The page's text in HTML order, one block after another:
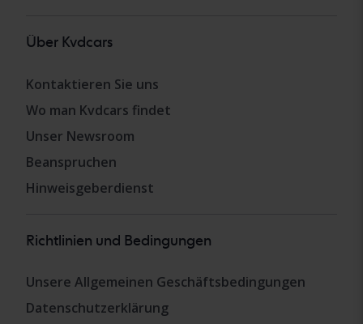
Über Kvdcars
Kontaktieren Sie uns
Wo man Kvdcars findet
Unser Newsroom
Beanspruchen
Hinweisgeberdienst
Richtlinien und Bedingungen
Unsere Allgemeinen Geschäftsbedingungen
Datenschutzerklärung